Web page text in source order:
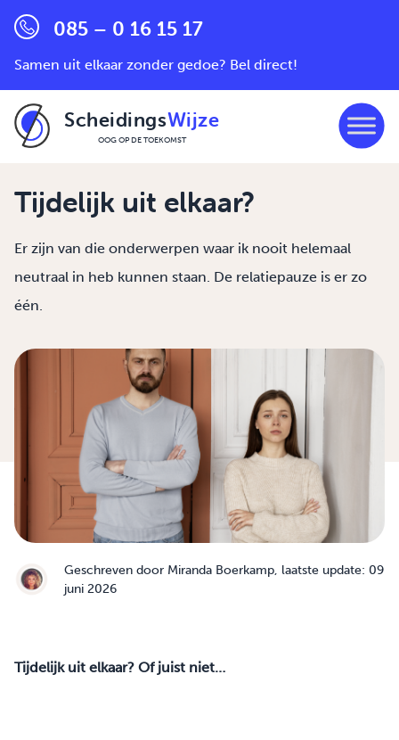
085 – 0 16 15 17
Samen uit elkaar zonder gedoe? Bel direct!
ScheidingsWijze
OOG OP DE TOEKOMST
Tijdelijk uit elkaar?
Er zijn van die onderwerpen waar ik nooit helemaal
neutraal in heb kunnen staan. De relatiepauze is er zo
één.
Geschreven door Miranda Boerkamp, laatste update: 09
juni 2026
Tijdelijk uit elkaar? Of juist niet…